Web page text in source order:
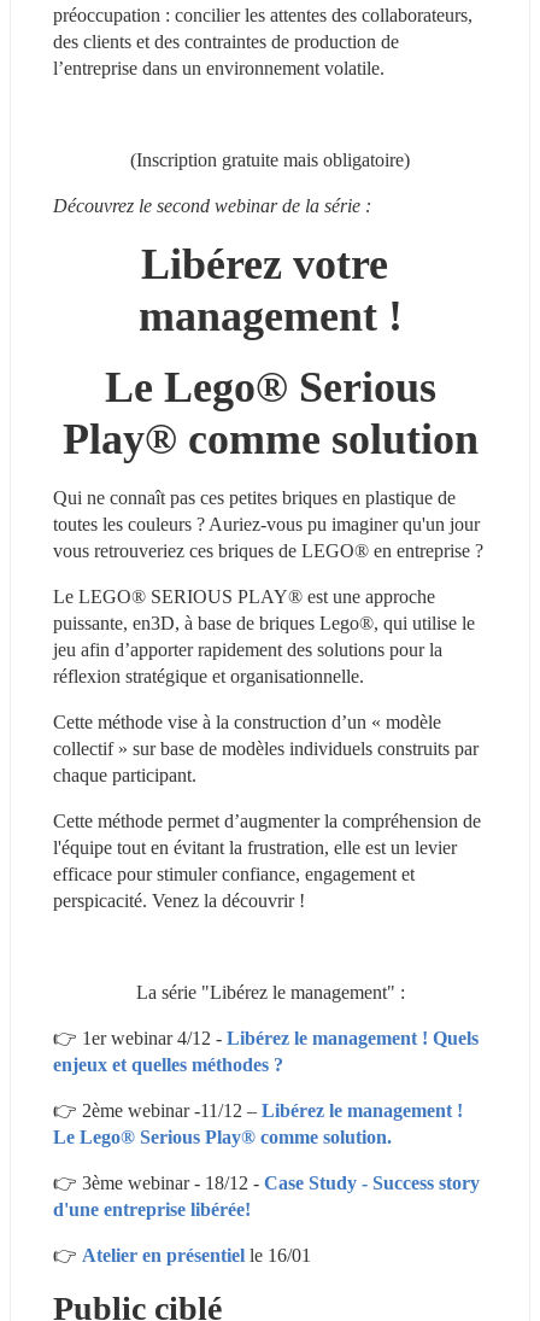
préoccupation : concilier les attentes des collaborateurs,
des clients et des contraintes de production de
l’entreprise dans un environnement volatile.
(Inscription gratuite mais obligatoire)
Découvrez le second webinar de la série :
Libérez votre
management !
Le Lego® Serious
Play® comme solution
Qui ne connaît pas ces petites briques en plastique de
toutes les couleurs ? Auriez-vous pu imaginer qu'un jour
vous retrouveriez ces briques de LEGO® en entreprise ?
Le LEGO® SERIOUS PLAY® est une approche
puissante, en3D, à base de briques Lego®, qui utilise le
jeu afin d’apporter rapidement des solutions pour la
réflexion stratégique et organisationnelle.
Cette méthode vise à la construction d’un « modèle
collectif » sur base de modèles individuels construits par
chaque participant.
Cette méthode permet d’augmenter la compréhension de
l'équipe tout en évitant la frustration, elle est un levier
efficace pour stimuler confiance, engagement et
perspicacité. Venez la découvrir !
La série "Libérez le management" :
👉 1er webinar 4/12 - Libérez le management ! Quels
enjeux et quelles méthodes ?
👉 2ème webinar -11/12 – Libérez le management !
Le Lego® Serious Play® comme solution.
👉 3ème webinar - 18/12 - Case Study - Success story
d'une entreprise libérée!
👉 Atelier en présentiel le 16/01
Public ciblé